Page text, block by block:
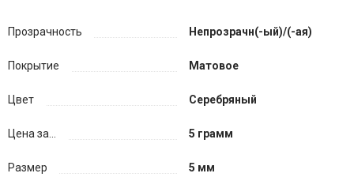
Прозрачность Непрозрачн(-ый)/(-ая)
Покрытие Матовое
Цвет Серебряный
Цена за... 5 грамм
Размер 5 мм